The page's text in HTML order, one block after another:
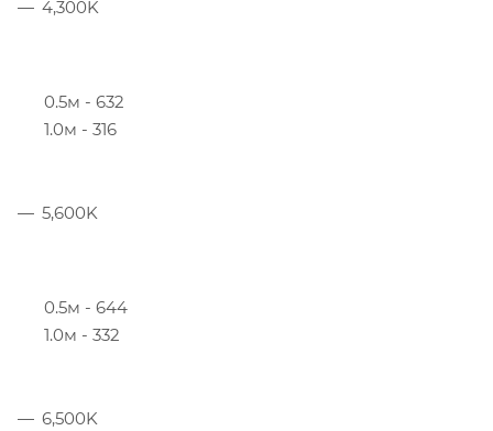
4,300K
0.5м - 632
1.0м - 316
5,600K
0.5м - 644
1.0м - 332
6,500K